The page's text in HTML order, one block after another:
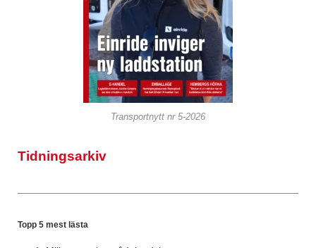
Transportnytt nr 5-2026
Tidningsarkiv
Topp 5 mest lästa